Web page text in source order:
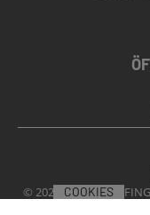
© 2020 VFLCOOKIES